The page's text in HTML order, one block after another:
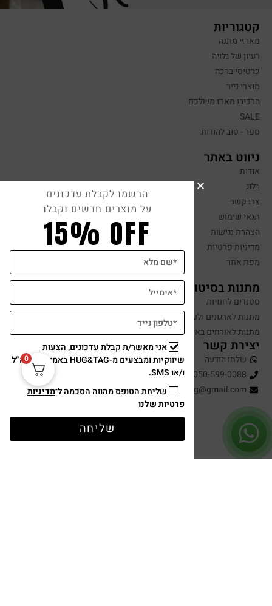
קטגוריות
מארזי מתנה
רעיון של גלויה
כרטיסי ברכה
מוצרי נייר
הרכיבו מארז משלכם
SALE
ספר - טוב להודות
ניווט באתר
אודות
בלוג
צרו קשר
תנאי שימוש
הצהרת נגישות
מדיניות פרטיות
מפת אתר
מתנות בסיטונאות
סטנדים לחנויות
מתנות לארגונים ולעובדים
מתנות לאורחים באירועים
יצירת קשר
שלחו הודעה
050-599-0088
hugandtag@gmail.com
0
הרשמו לקבלת עדכונים
על מוצרים חדשים וקבלו
15% OFF
אני מאשר/ת קבלת עדכונים, הצעות
שיווקיות ומבצעים מ-HUG&TAG באמצעות דוא”ל
ו/או SMS.
שליחת הטופס מהווה הסכמה ל־מדיניות
פרטיות שלנו
שליחה